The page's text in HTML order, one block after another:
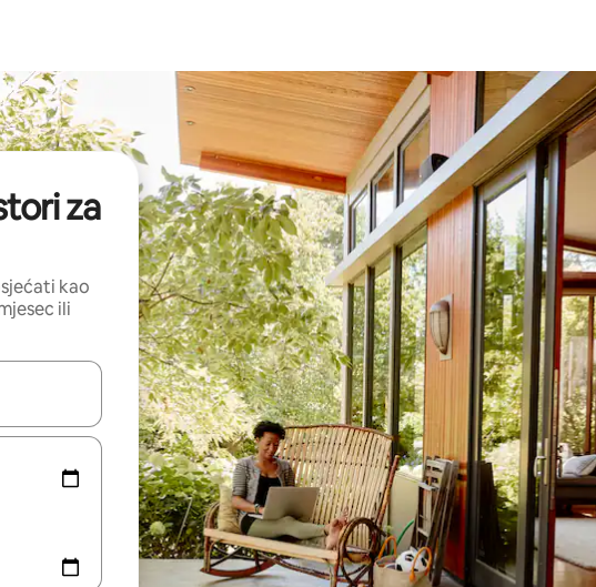
za
kao
ili
ih pregledati koristeći se strelicama prema gore i prema dolje, kao i dodirom ili